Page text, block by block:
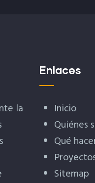
la
Enlaces
Inicio
Quiénes
Qué
Sitemap